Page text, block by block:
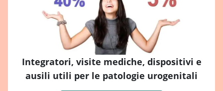
Integratori, visite mediche, dispositivi e
ausili utili per le patologie urogenitali